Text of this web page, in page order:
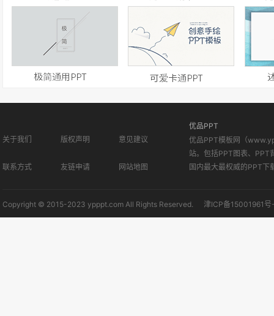
关于我们 版权声明 意见建议
联系方式 友链申请 网站地图
优品PPT
优品PPT模板网（
站。包括PPT图表、PPT
国内最大最权威的PPT下
Copyright © 2015-2023 ypppt.com All Rights Reserved. 津ICP备15001961号